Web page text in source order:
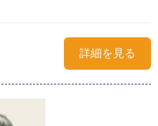
詳細を見る